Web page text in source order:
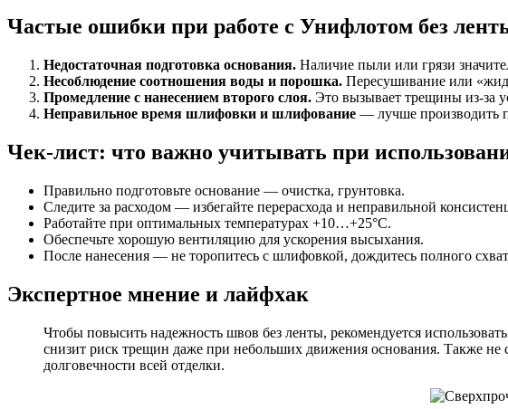
Частые ошибки при работе с Унифлотом без
Недостаточная подготовка основания. Наличие пыли или грязи
Несоблюдение соотношения воды и порошка. Пересушивание или
Промедление с нанесением второго слоя. Это вызывает трещины из-за
Неправильное время шлифовки и шлифование — лучше производить
Чек-лист: что важно учитывать при
Правильно подготовьте основание — очистка, грунтовка.
Следите за расходом — избегайте перерасхода и неправильной
Работайте при оптимальных температурах +10…+25°С.
Обеспечьте хорошую вентиляцию для ускорения высыхания.
После нанесения — не торопитесь с шлифовкой, дождитесь полного
Экспертное мнение и лайфхак
Чтобы повысить надежность швов без ленты, рекомендуется
снизит риск трещин даже при небольших движения основания. Также не
долговечности всей отделки.